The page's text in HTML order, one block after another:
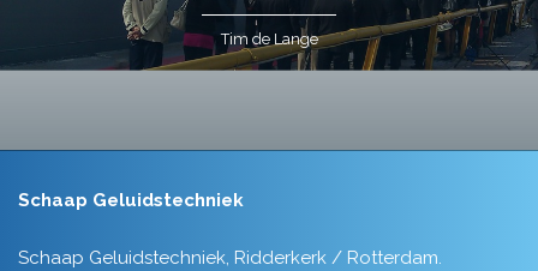
Tim de Lange
Schaap Geluidstechniek
Schaap Geluidstechniek, Ridderkerk / Rotterdam.